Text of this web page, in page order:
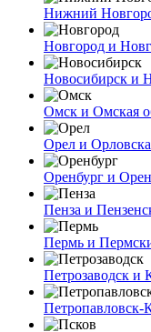
Нижний
Новгород и
Новосибирск и
Омск и Омская
Орел и
Оренбург и
Пенза и
Пермь и
Петрозаводск и
Петропавловск-